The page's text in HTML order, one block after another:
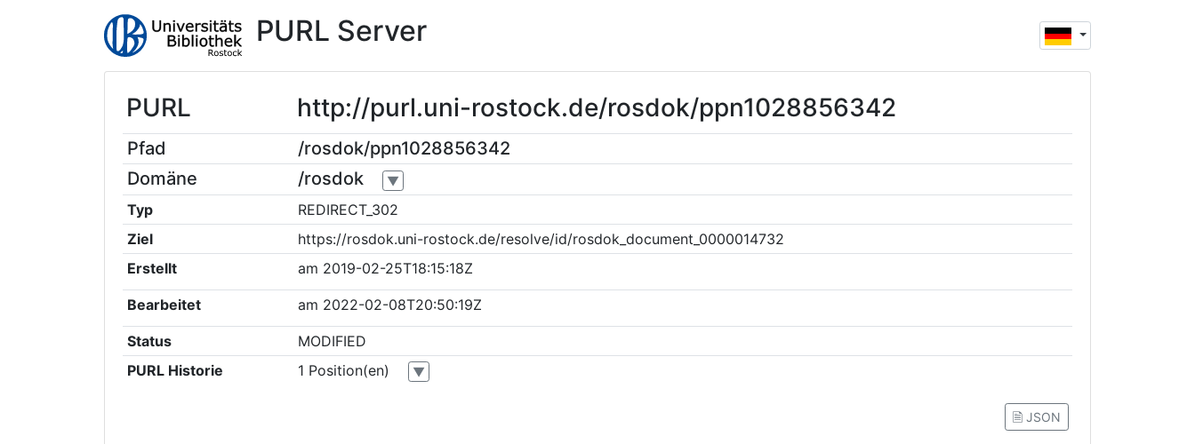
PURL Server
PURL http://purl.uni-rostock.de/rosdok/ppn1028856342
Pfad
/rosdok/ppn1028856342
Domäne
/rosdok ▼
Typ
REDIRECT_302
Ziel
https://rosdok.uni-rostock.de/resolve/id/rosdok_document_0000014732
Erstellt
am 2019-02-25T18:15:18Z
Bearbeitet am 2022-02-08T20:50:19Z
Status
MODIFIED
PURL Historie
1 Position(en) ▼
🗎 JSON